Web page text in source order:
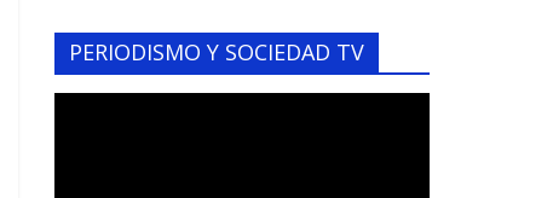
PERIODISMO Y SOCIEDAD TV